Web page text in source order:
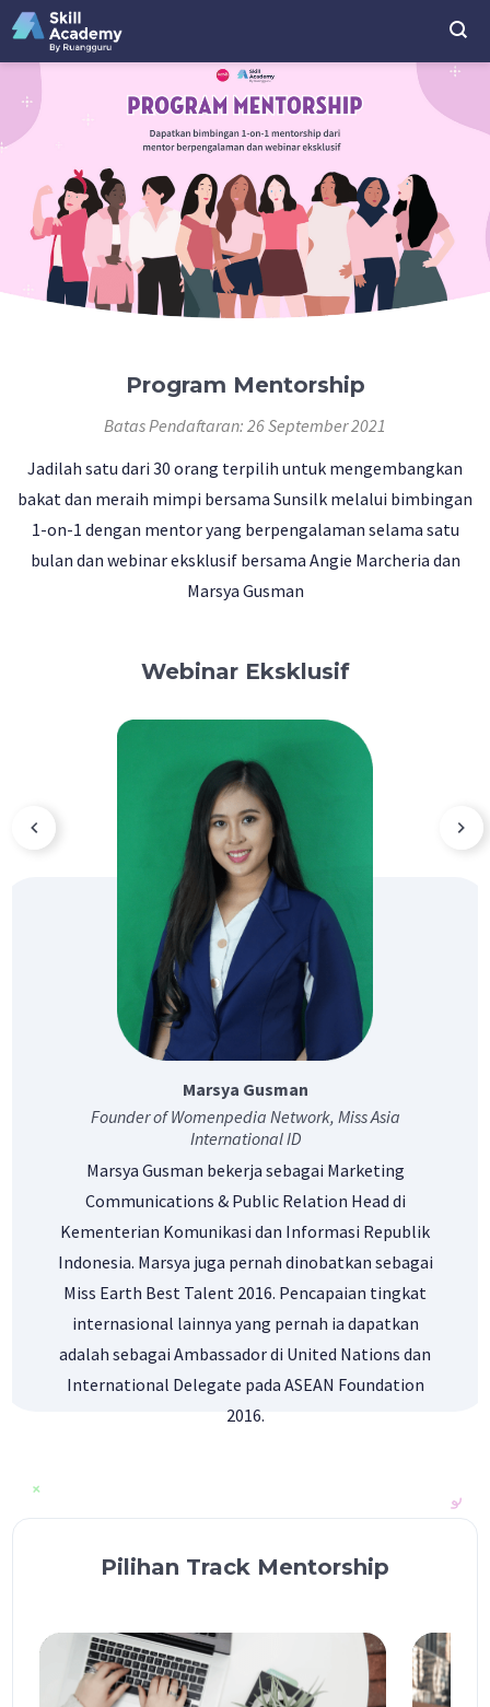
Program Mentorship
Batas Pendaftaran: 26 September 2021
Jadilah satu dari 30 orang terpilih untuk mengembangkan
bakat dan meraih mimpi bersama Sunsilk melalui bimbingan
1-on-1 dengan mentor yang berpengalaman selama satu
bulan dan webinar eksklusif bersama Angie Marcheria dan
Marsya Gusman
Webinar Eksklusif
Marsya Gusman
Founder of Womenpedia Network, Miss Asia
International ID
Marsya Gusman bekerja sebagai Marketing
Communications & Public Relation Head di
Kementerian Komunikasi dan Informasi Republik
Indonesia. Marsya juga pernah dinobatkan sebagai
Miss Earth Best Talent 2016. Pencapaian tingkat
internasional lainnya yang pernah ia dapatkan
adalah sebagai Ambassador di United Nations dan
International Delegate pada ASEAN Foundation
2016.
Pilihan Track Mentorship